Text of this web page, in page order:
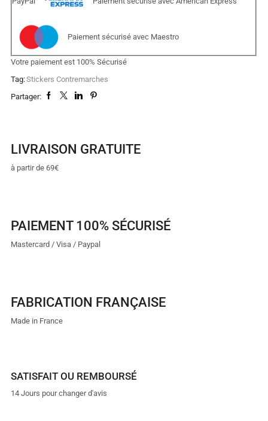
Paiement sécurisé avec Maestro
Votre paiement est 100% Sécurisé
Tag:Stickers Contremarches
Partager:
LIVRAISON GRATUITE
à partir de 69€
PAIEMENT 100% SÉCURISÉ
Mastercard / Visa / Paypal
FABRICATION FRANÇAISE
Made in France
SATISFAIT OU REMBOURSÉ
14 Jours pour changer d'avis